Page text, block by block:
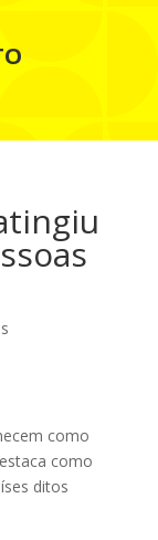
como
como
ditos